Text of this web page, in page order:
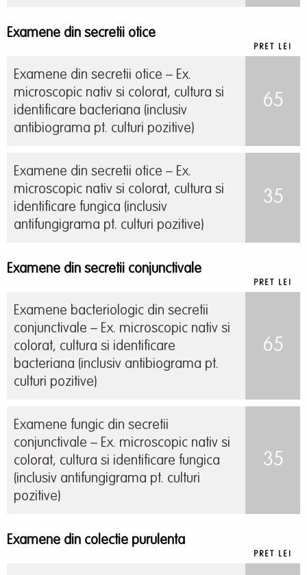
Examene din secretii otice
PRET LEI
Examene din secretii otice – Ex.
microscopic nativ si colorat, cultura si
identificare bacteriana (inclusiv
antibiograma pt. culturi pozitive)
65
Examene din secretii otice – Ex.
microscopic nativ si colorat, cultura si
identificare fungica (inclusiv
antifungigrama pt. culturi pozitive)
35
Examene din secretii conjunctivale
PRET LEI
Examene bacteriologic din secretii
conjunctivale – Ex. microscopic nativ si
colorat, cultura si identificare
bacteriana (inclusiv antibiograma pt.
culturi pozitive)
65
Examene fungic din secretii
conjunctivale – Ex. microscopic nativ si
colorat, cultura si identificare fungica
(inclusiv antifungigrama pt. culturi
pozitive)
35
Examene din colectie purulenta
PRET LEI